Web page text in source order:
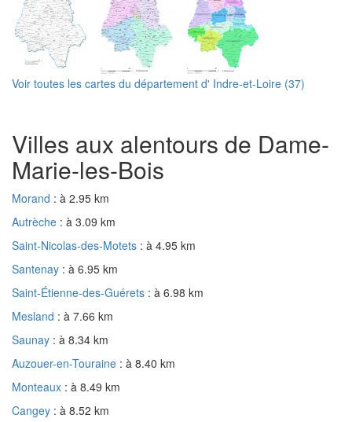
Voir toutes les cartes du département d' Indre-et-Loire (37)
Villes aux alentours de Dame-
Marie-les-Bois
Morand : à 2.95 km
Autrèche : à 3.09 km
Saint-Nicolas-des-Motets : à 4.95 km
Santenay : à 6.95 km
Saint-Étienne-des-Guérets : à 6.98 km
Mesland : à 7.66 km
Saunay : à 8.34 km
Auzouer-en-Touraine : à 8.40 km
Monteaux : à 8.49 km
Cangey : à 8.52 km